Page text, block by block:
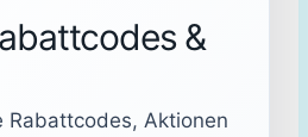
&
Rabattcodes, Aktionen